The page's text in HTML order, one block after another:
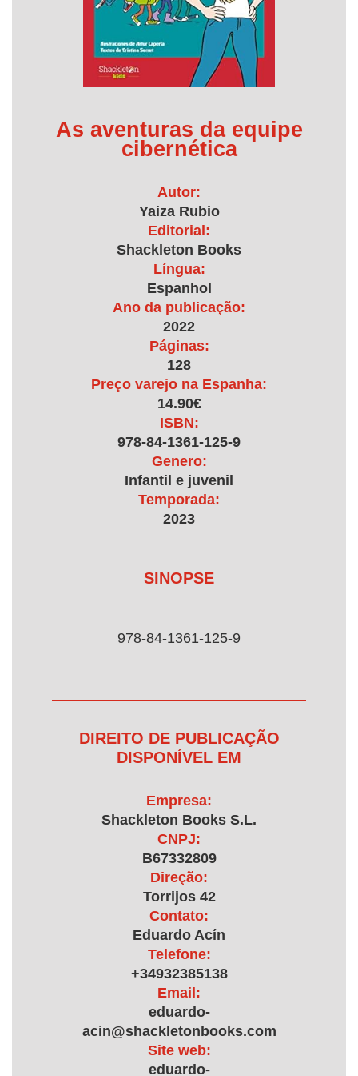
As aventuras da equipe
cibernética
Autor:
Yaiza Rubio
Editorial:
Shackleton Books
Língua:
Espanhol
Ano da publicação:
2022
Páginas:
128
Preço varejo na Espanha:
14.90€
ISBN:
978-84-1361-125-9
Genero:
Infantil e juvenil
Temporada:
2023
SINOPSE
978-84-1361-125-9
DIREITO DE PUBLICAÇÃO
DISPONÍVEL EM
Empresa:
Shackleton Books S.L.
CNPJ:
B67332809
Direção:
Torrijos 42
Contato:
Eduardo Acín
Telefone:
+34932385138
Email:
eduardo-
acin@shackletonbooks.com
Site web:
eduardo-